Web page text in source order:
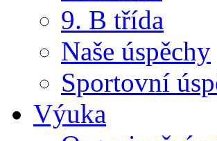
9. B třída
Naše úspěchy
Sportovní
Výuka